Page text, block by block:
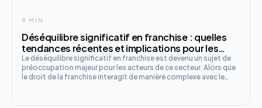
8 MIN
Déséquilibre significatif en franchise : quelles
tendances récentes et implications pour les
franchiseurs ?
Le déséquilibre significatif en franchise est devenu un sujet de
préoccupation majeur pour les acteurs de ce secteur. Alors que
le droit de la franchise interagit de manière complexe avec le